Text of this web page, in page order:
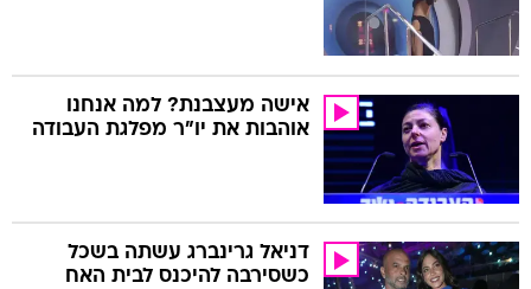
אישה מעצבנת? למה אנחנו
אוהבות את יו"ר מפלגת העבודה
דניאל גרינברג עשתה בשכל
כשסירבה להיכנס לבית האח